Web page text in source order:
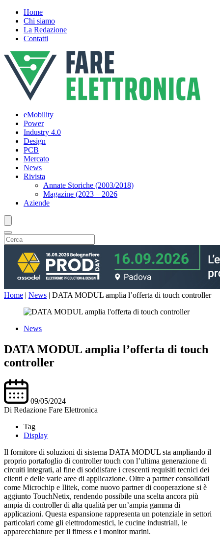
Home
Chi siamo
La Redazione
Contatti
eMobility
Power
Industry 4.0
Design
PCB
Mercato
News
Rivista
Annate Storiche (2003/2018)
Magazine (2023 – 2026
Aziende
Home | News | DATA MODUL amplia l’offerta di touch controller
News
DATA MODUL amplia l’offerta di touch
controller
09/05/2024
Di Redazione Fare Elettronica
Tag
Display
Il fornitore di soluzioni di sistema DATA MODUL sta ampliando il
proprio portafoglio di controller touch con l’ultima generazione di
circuiti integrati, al fine di soddisfare i crescenti requisiti tecnici dei
clienti e delle varie aree di applicazione. Oltre a partner consolidati
come Microchip e Ilitek, come nuovo partner di cooperazione si è
aggiunto TouchNetix, rendendo possibile una scelta ancora più
ampia di controller di alta qualità per un’ampia gamma di
applicazioni. Questa espansione rappresenta un potenziale in settori
particolari come gli elettrodomestici, le cucine industriali, le
apparecchiature per il fitness e i monitor marini.